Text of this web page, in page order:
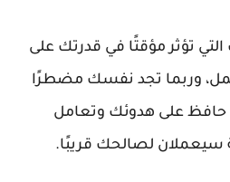
تؤثر مؤقتًا في قدرتك على
وربما تجد نفسك مضطرًا
على هدوئك وتعامل
سيعملان لصالحك قريبًا.